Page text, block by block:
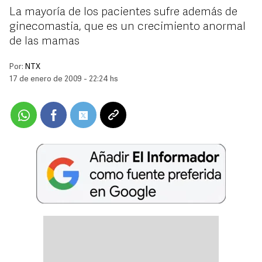
La mayoría de los pacientes sufre además de
ginecomastia, que es un crecimiento anormal
de las mamas
Por: NTX
17 de enero de 2009 - 22:24 hs